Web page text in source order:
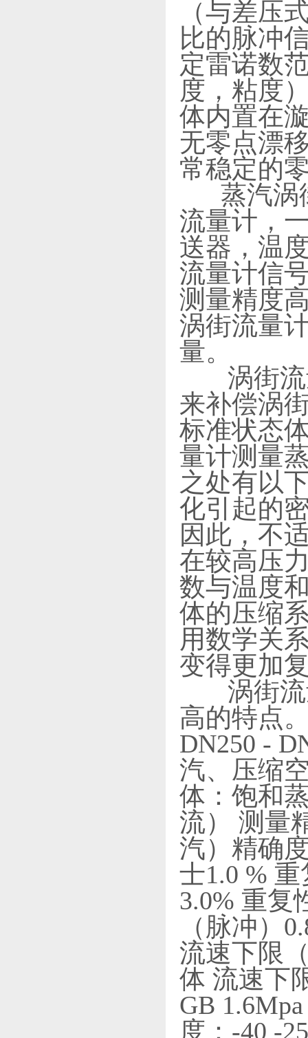
（与差压
比的脉冲
定雷诺数
度，粘度
体内置在
无零点漂
常稳定的
蒸汽涡
流量计，
送器，温
流量计信
测量精度
涡街流量
量。
涡街流
来补偿涡
标准状态
量计测量
之处有以
化引起的
因此，不
在较高压
数与温度
体的压缩
用数学关
变得更加
涡街流
高的特点
DN250 -
汽、压缩
体：饱和
流） 测量
汽）精确
士1.0 %
3.0% 重复
（脉冲）
流速下限
体 流速下
GB
度：-40 -